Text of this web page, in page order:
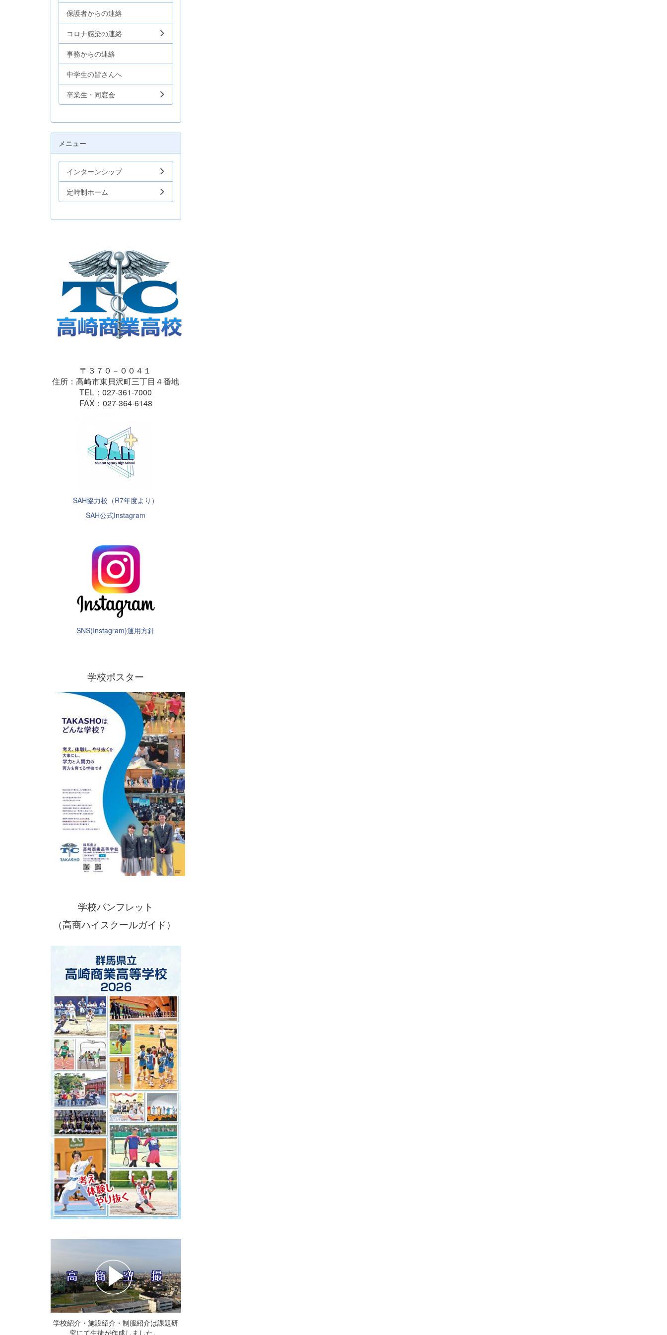
保護者からの連絡
コロナ感染の連絡
事務からの連絡
中学生の皆さんへ
卒業生・同窓会
メニュー
インターンシップ
定時制ホーム
〒３７０－００４１
住所：高崎市東貝沢町三丁目４番地
TEL：027-361-7000
FAX：027-364-6148
SAH協力校（R7年度より）
SAH公式Instagram
SNS(Instagram)運用方針
学校ポスター
学校パンフレット
（高商ハイスクールガイド）
学校紹介・施設紹介・制服紹介は課題研
究にて生徒が作成しました。